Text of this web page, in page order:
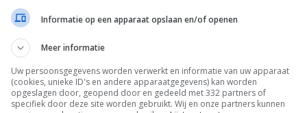
& styling Marian Flint – Fotografie Willem Groeneveld –
Jankees Roggeveen
Bewaar
Informatie op een apparaat opslaan en/of openen
Meer informatie
Uw persoonsgegevens worden verwerkt en informatie van uw apparaat
(cookies, unieke ID's en andere apparaatgegevens) kan worden
opgeslagen door, geopend door en gedeeld met 332 partners of
specifiek door deze site worden gebruikt. Wij en onze partners kunnen